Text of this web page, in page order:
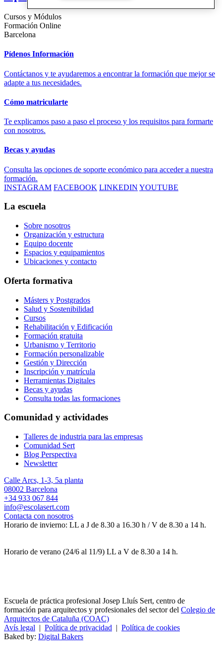
Cursos y Módulos
Formación Online
Barcelona
Pídenos Información
Contáctanos y te ayudaremos a encontrar la formación que mejor se
adapte a tus necesidades.
Cómo matricularte
Te explicamos paso a paso el proceso y los requisitos para formarte
con nosotros.
Becas y ayudas
Consulta las opciones de soporte económico para acceder a nuestra
formación.
INSTAGRAM FACEBOOK LINKEDIN YOUTUBE
La escuela
Sobre nosotros
Organización y estructura
Equipo docente
Espacios y equipamientos
Ubicaciones y contacto
Oferta formativa
Másters y Postgrados
Salud y Sostenibilidad
Cursos
Rehabilitación y Edificación
Formación gratuita
Urbanismo y Territorio
Formación personalizable
Gestión y Dirección
Inscripción y matrícula
Herramientas Digitales
Becas y ayudas
Consulta todas las formaciones
Comunidad y actividades
Talleres de industria para las empresas
Comunidad Sert
Blog Perspectiva
Newsletter
Calle Arcs, 1-3, 5a planta
08002 Barcelona
+34 933 067 844
info@escolasert.com
Contacta con nosotros
Horario de invierno: LL a J de 8.30 a 16.30 h / V de 8.30 a 14 h.
Horario de verano (24/6 al 11/9) LL a V de 8.30 a 14 h.
Escuela de práctica profesional Josep Lluís Sert, centro de
formación para arquitectos y profesionales del sector del Colegio de
Arquitectos de Cataluña (COAC)
Avís legal | Política de privacidad | Política de cookies
Baked by: Digital Bakers